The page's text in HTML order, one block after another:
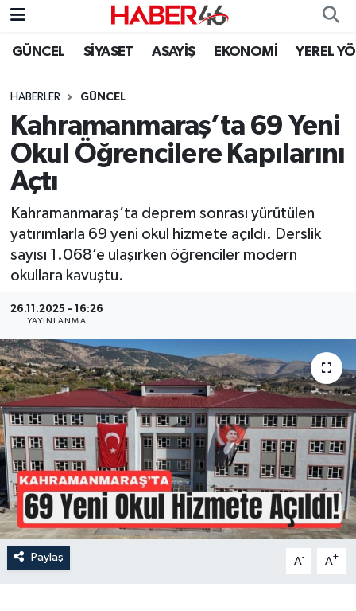
GÜNCEL SİYASET ASAYİŞ EKONOMİ YEREL
HABERLER GÜNCEL
Kahramanmaraş’ta 69 Yeni
Okul Öğrencilere Kapılarını
Açtı
Kahramanmaraş’ta deprem sonrası yürütülen
yatırımlarla 69 yeni okul hizmete açıldı. Derslik
sayısı 1.068’e ulaşırken öğrenciler modern
okullara kavuştu.
26.11.2025 - 16:26
YAYINLANMA
Paylaş A- A+
GÜNCEL
SİYASET
EKONOMİ
SPOR
YAŞAM
TEKNOLOJİ
SAĞLIK
EĞİTİM
İLÇE HABERLERİ
KÜLTÜR-SANAT
KSÜ
DÜNYA
ROPORTAJ
Nöbetçi Eczaneler
Hava Durumu
Kahramanmaraş Namaz Vakitleri
Trafik Durumu
Süper Lig Puan Durumu ve Fikstür
Tüm Manşetler
Son Dakika Haberleri
Haber Arşivi